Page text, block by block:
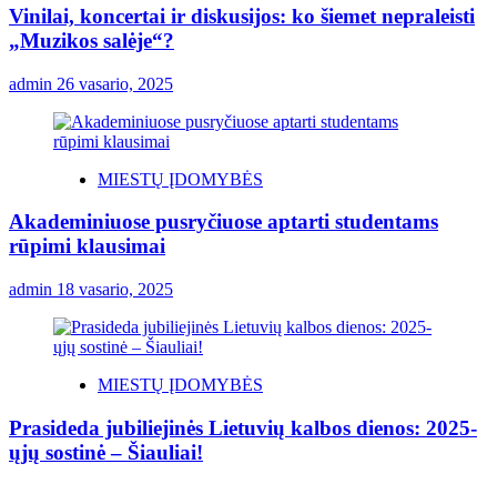
Vinilai, koncertai ir diskusijos: ko šiemet nepraleisti
„Muzikos salėje“?
admin 26 vasario, 2025
MIESTŲ ĮDOMYBĖS
Akademiniuose pusryčiuose aptarti studentams
rūpimi klausimai
admin 18 vasario, 2025
MIESTŲ ĮDOMYBĖS
Prasideda jubiliejinės Lietuvių kalbos dienos: 2025-
ųjų sostinė – Šiauliai!